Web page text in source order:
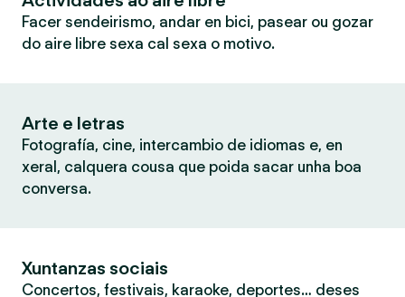
Facer sendeirismo, andar en bici, pasear ou gozar
do aire libre sexa cal sexa o motivo.
Arte e letras
Fotografía, cine, intercambio de idiomas e, en
xeral, calquera cousa que poida sacar unha boa
conversa.
Xuntanzas sociais
Concertos, festivais, karaoke, deportes… deses